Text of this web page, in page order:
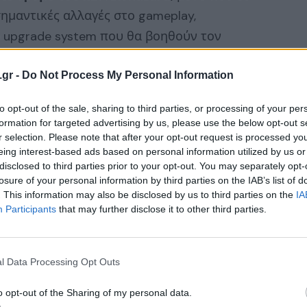
- Do Not Process My Personal Information
opt-out of the sale, sharing to third parties, or processing of your
for targeted advertising by us, please use the below opt-out
selection. Please note that after your opt-out request is processed
interest-based ads based on personal information utilized by us
to third parties prior to your opt-out. You may separately
of your personal information by third parties on the IAB’s list of
This information may also be disclosed by us to third parties on the
Participants that may further disclose it to other third parties.
Data Processing Opt Outs
opt-out of the Sharing of my personal data.
αλλαγές στο gameplay,
system που θα βοηθούν τον
Αξίζει να σημειωθεί πως μαζί με το
στοMercenary Mode,ενώ μέσα στους
και το
μπορούν να αναλάβουν τις τύχες
που έχουν αφήσει τη σφραγίδα τους στο
διαθέσιμο ήδη γιαPC, PS5, Xbox Series
τόσο το launch trailer, όσο και ένα
του Village, έτσι ώστε για να